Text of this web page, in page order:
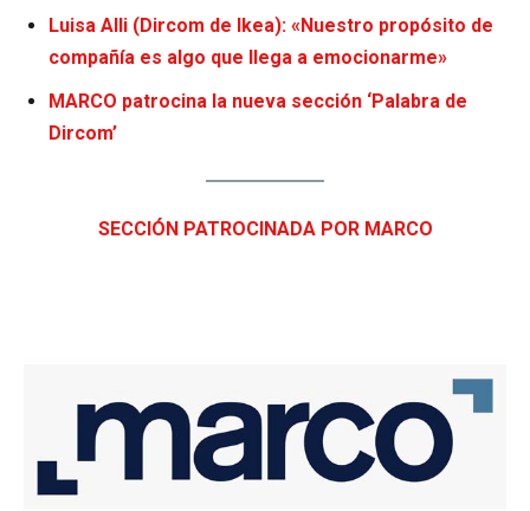
Luisa Alli (Dircom de Ikea): «Nuestro propósito de
compañía es algo que llega a emocionarme»
MARCO patrocina la nueva sección ‘Palabra de
Dircom’
SECCIÓN PATROCINADA POR MARCO